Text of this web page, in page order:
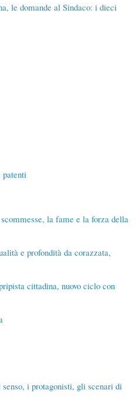
le domande al Sindaco: i dieci
la fame e la forza della
e profondità da corazzata,
cittadina, nuovo ciclo con
i protagonisti, gli scenari di